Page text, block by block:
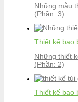
Những mẫu
(Phần: 3)
Thiết kế bao
Những thiết
(Phần: 2)
Thiết kế bao